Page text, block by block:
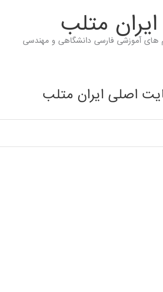
ايران متلب
های آموزشی فارسی دانشگاهی و مهندسی
اصلی ایران متلب